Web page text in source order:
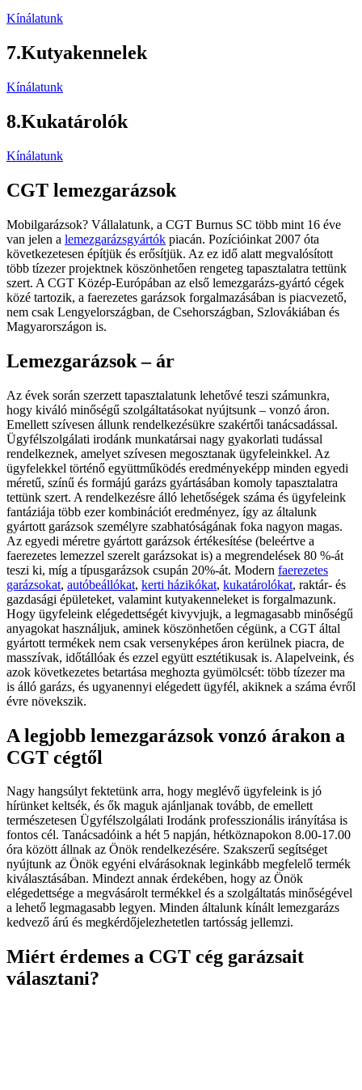
Kínálatunk
7.Kutyakennelek
Kínálatunk
8.Kukatárolók
Kínálatunk
CGT lemezgarázsok
Mobilgarázsok? Vállalatunk, a CGT Burnus SC több mint 16 éve
van jelen a lemezgarázsgyártók piacán. Pozícióinkat 2007 óta
következetesen építjük és erősítjük. Az ez idő alatt megvalósított
több tízezer projektnek köszönhetően rengeteg tapasztalatra tettünk
szert. A CGT Közép-Európában az első lemezgarázs-gyártó cégek
közé tartozik, a faerezetes garázsok forgalmazásában is piacvezető,
nem csak Lengyelországban, de Csehországban, Szlovákiában és
Magyarországon is.
Lemezgarázsok – ár
Az évek során szerzett tapasztalatunk lehetővé teszi számunkra,
hogy kiváló minőségű szolgáltatásokat nyújtsunk – vonzó áron.
Emellett szívesen állunk rendelkezésükre szakértői tanácsadással.
Ügyfélszolgálati irodánk munkatársai nagy gyakorlati tudással
rendelkeznek, amelyet szívesen megosztanak ügyfeleinkkel. Az
ügyfelekkel történő együttműködés eredményeképp minden egyedi
méretű, színű és formájú garázs gyártásában komoly tapasztalatra
tettünk szert. A rendelkezésre álló lehetőségek száma és ügyfeleink
fantáziája több ezer kombinációt eredményez, így az általunk
gyártott garázsok személyre szabhatóságának foka nagyon magas.
Az egyedi méretre gyártott garázsok értékesítése (beleértve a
faerezetes lemezzel szerelt garázsokat is) a megrendelések 80 %-át
teszi ki, míg a típusgarázsok csupán 20%-át. Modern faerezetes
garázsokat, autóbeállókat, kerti házikókat, kukatárolókat, raktár- és
gazdasági épületeket, valamint kutyakenneleket is forgalmazunk.
Hogy ügyfeleink elégedettségét kivyvjujk, a legmagasabb minőségű
anyagokat használjuk, aminek köszönhetően cégünk, a CGT által
gyártott termékek nem csak versenyképes áron kerülnek piacra, de
masszívak, időtállóak és ezzel együtt esztétikusak is. Alapelveink, és
azok következetes betartása meghozta gyümölcsét: több tízezer ma
is álló garázs, és ugyanennyi elégedett ügyfél, akiknek a száma évről
évre növekszik.
A legjobb lemezgarázsok vonzó árakon a
CGT cégtől
Nagy hangsúlyt fektetünk arra, hogy meglévő ügyfeleink is jó
hírünket keltsék, és ők maguk ajánljanak tovább, de emellett
természetesen Ügyfélszolgálati Irodánk professzionális irányítása is
fontos cél. Tanácsadóink a hét 5 napján, hétköznapokon 8.00-17.00
óra között állnak az Önök rendelkezésére. Szakszerű segítséget
nyújtunk az Önök egyéni elvárásoknak leginkább megfelelő termék
kiválasztásában. Mindezt annak érdekében, hogy az Önök
elégedettsége a megvásárolt termékkel és a szolgáltatás minőségével
a lehető legmagasabb legyen. Minden általunk kínált lemezgarázs
kedvező árú és megkérdőjelezhetetlen tartósság jellemzi.
Miért érdemes a CGT cég garázsait
választani?